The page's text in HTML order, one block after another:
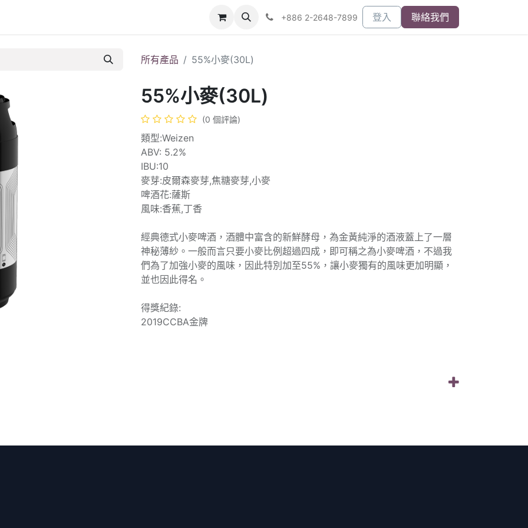
+886 2-2648-7899 登入 聯絡我們
所有產品 55%小麥(30L)
55%小麥(30L)
(0 個評論)
類型:Weizen
ABV: 5.2%
IBU:10
麥芽:皮爾森麥芽,焦糖麥芽,小麥
啤酒花:薩斯
風味:香蕉,丁香
經典德式小麥啤酒，酒體中富含的新鮮酵母，為金黃純淨的酒液蓋上了一層
神秘薄紗。一般而言只要小麥比例超過四成，即可稱之為小麥啤酒，不過我
們為了加強小麥的風味，因此特別加至55%，讓小麥獨有的風味更加明顯，
並也因此得名。
得獎紀錄:
2019CCBA金牌